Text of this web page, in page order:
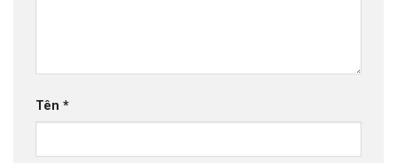
Tên *